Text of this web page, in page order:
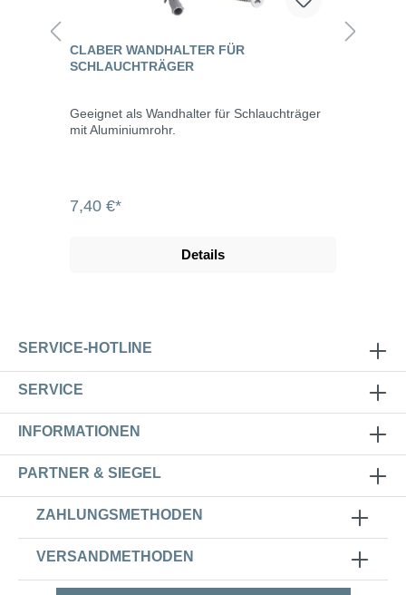
CLABER WANDHALTER FÜR
SCHLAUCHTRÄGER
Geeignet als Wandhalter für Schlauchträger
mit Aluminiumrohr.
7,40 €*
Details
SERVICE-HOTLINE
SERVICE
INFORMATIONEN
PARTNER & SIEGEL
ZAHLUNGSMETHODEN
VERSANDMETHODEN